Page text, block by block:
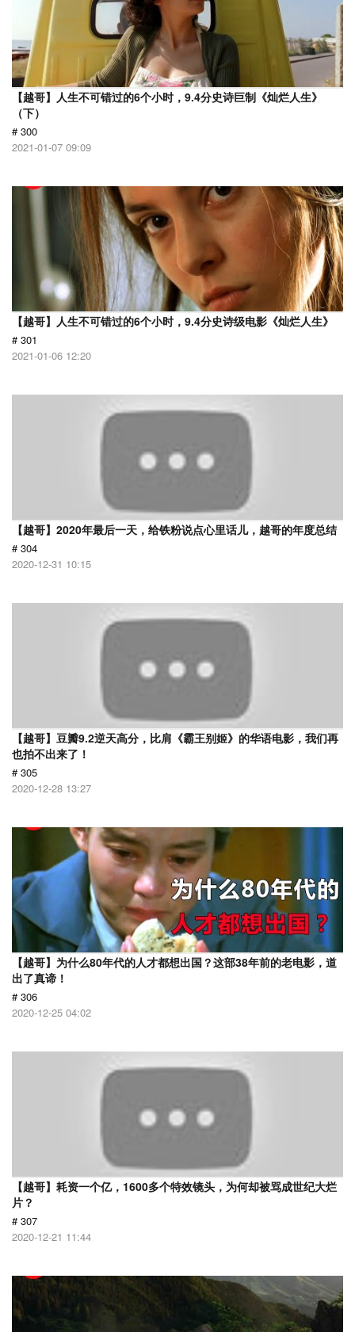
【越哥】人生不可错过的6个小时，9.4分史诗巨制《灿烂人生》
（下）
# 300
2021-01-07 09:09
【越哥】人生不可错过的6个小时，9.4分史诗级电影《灿烂人生》
# 301
2021-01-06 12:20
【越哥】2020年最后一天，给铁粉说点心里话儿，越哥的年度总结
# 304
2020-12-31 10:15
【越哥】豆瓣9.2逆天高分，比肩《霸王别姬》的华语电影，我们再
也拍不出来了！
# 305
2020-12-28 13:27
【越哥】为什么80年代的人才都想出国？这部38年前的老电影，道
出了真谛！
# 306
2020-12-25 04:02
【越哥】耗资一个亿，1600多个特效镜头，为何却被骂成世纪大烂
片？
# 307
2020-12-21 11:44